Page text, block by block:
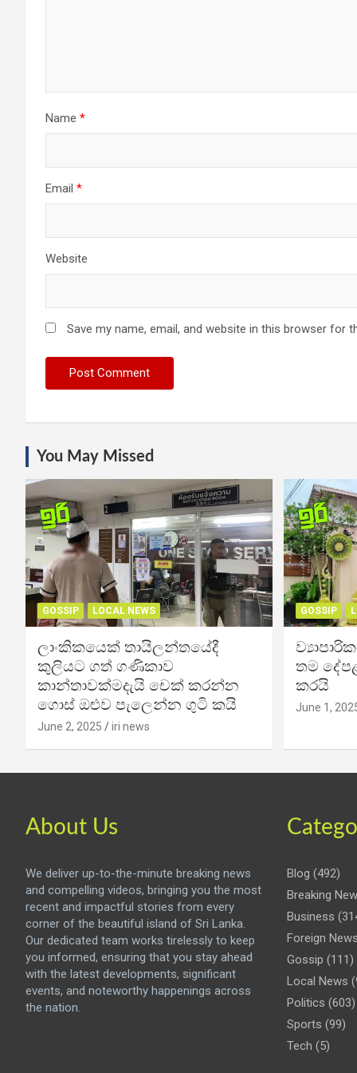
Name *
Email *
Website
Save my name, email, and website in this browser for
You May Missed
GOSSIP LOCAL NEWS
ලාංකිකයෙක් තායිලන්තයේදී
කුලියට ගත් ගණිකාව
කාන්තාවක්මදැයි චෙක් කරන්න
ගොස් ඔළුව පැලෙන්න ගුටි කයි
June 2, 2025 iri news
GOSSIP
තම
කරයි
June 1,
About Us
We deliver up-to-the-minute breaking news
and compelling videos, bringing you the most
recent and impactful stories from every
corner of the beautiful island of Sri Lanka.
Our dedicated team works tirelessly to keep
you informed, ensuring that you stay ahead
with the latest developments, significant
events, and noteworthy happenings across
the nation.
Blog (492)
Breaking
Business
Foreign News
Gossip (111)
Local News
Politics (603)
Sports (99)
Tech (5)